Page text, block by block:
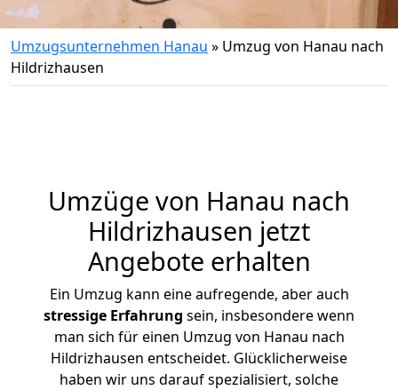
Umzugsunternehmen Hanau » Umzug von Hanau nach
Hildrizhausen
Umzüge von Hanau nach
Hildrizhausen jetzt
Angebote erhalten
Ein Umzug kann eine aufregende, aber auch
stressige Erfahrung sein, insbesondere wenn
man sich für einen Umzug von Hanau nach
Hildrizhausen entscheidet. Glücklicherweise
haben wir uns darauf spezialisiert, solche